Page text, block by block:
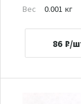
Вес
0.001 кг
86 ₽/